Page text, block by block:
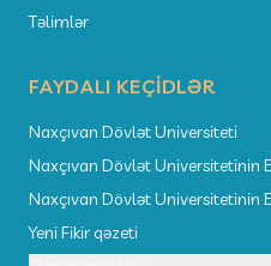
Təlimlər
FAYDALI KEÇIDLƏR
Naxçıvan Dövlət Universiteti
Naxçıvan Dövlət Universitetinin
Naxçıvan Dövlət Universitetinin
Yeni Fikir qəzeti